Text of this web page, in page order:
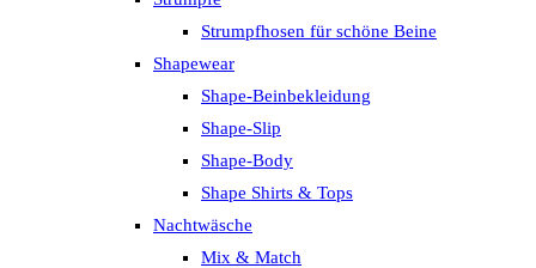
Strumpfhosen für schöne Beine
Shapewear
Shape-Beinbekleidung
Shape-Slip
Shape-Body
Shape Shirts & Tops
Nachtwäsche
Mix & Match